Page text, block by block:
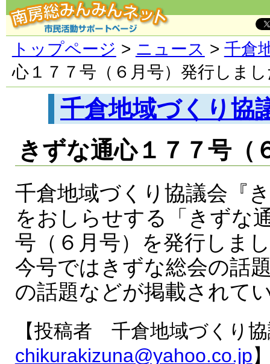
トップページ > ニュース > 千倉
心１７７号（６月号）発行しま
千倉地域づくり協
きずな通心１７７号（
千倉地域づくり協議会『
をおしらせする「きずな
号（６月号）を発行しま
今号ではきずな総会の話
の話題などが掲載されて
【投稿者 千倉地域づくり
chikurakizuna@yahoo.co.jp